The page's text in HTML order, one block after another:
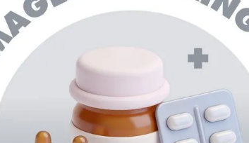
7.
. roche posay
9. isdin